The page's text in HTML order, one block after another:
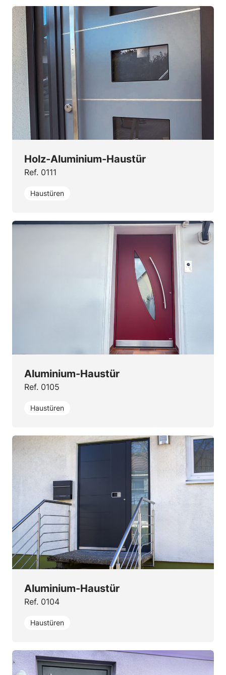
Holz-Aluminium-Haustür
Ref. 0111
Haustüren
Aluminium-Haustür
Ref. 0105
Haustüren
Aluminium-Haustür
Ref. 0104
Haustüren